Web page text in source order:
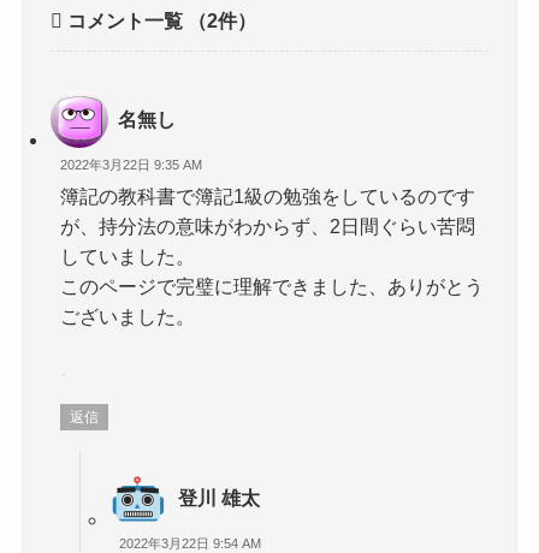
コメント一覧 （2件）
名無し
2022年3月22日 9:35 AM
簿記の教科書で簿記1級の勉強をしているのです
が、持分法の意味がわからず、2日間ぐらい苦悶
していました。
このページで完璧に理解できました、ありがとう
ございました。
返信
登川 雄太
2022年3月22日 9:54 AM